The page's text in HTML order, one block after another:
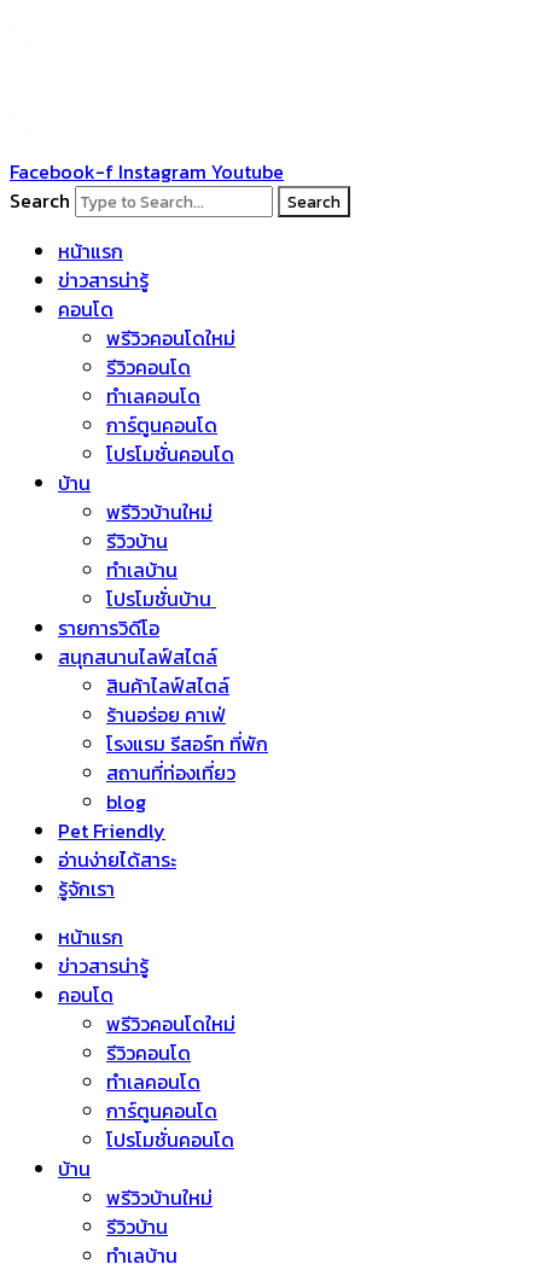
Facebook-f Instagram Youtube
Search
Search
หน้าแรก
ข่าวสารน่ารู้
คอนโด
พรีวิวคอนโดใหม่
รีวิวคอนโด
ทำเลคอนโด
การ์ตูนคอนโด
โปรโมชั่นคอนโด
บ้าน
พรีวิวบ้านใหม่
รีวิวบ้าน
ทำเลบ้าน
โปรโมชั่นบ้าน
รายการวิดีโอ
สนุกสนานไลฟ์สไตล์
สินค้าไลฟ์สไตล์
ร้านอร่อย คาเฟ่
โรงแรม รีสอร์ท ที่พัก
สถานที่ท่องเที่ยว
blog
Pet Friendly
อ่านง่ายได้สาระ
รู้จักเรา
หน้าแรก
ข่าวสารน่ารู้
คอนโด
พรีวิวคอนโดใหม่
รีวิวคอนโด
ทำเลคอนโด
การ์ตูนคอนโด
โปรโมชั่นคอนโด
บ้าน
พรีวิวบ้านใหม่
รีวิวบ้าน
ทำเลบ้าน